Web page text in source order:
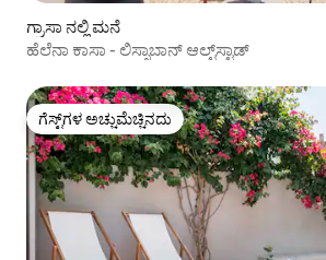
ಗ್ರಾಸಾ ನಲ್ಲಿ ಮನೆ
ಹೆಲೆನಾ ಕಾಸಾ - ಲಿಸ್ಸಾಬಾನ್ ಆಲ್ಟ್‌ಸ್ಟಾಡ್
ಗೆಸ್ಟ್‌ಗಳ ಅಚ್ಚುಮೆಚ್ಚಿನದು
ಗೆಸ್ಟ್‌ಗಳ ಅಚ್ಚುಮೆಚ್ಚಿನದು